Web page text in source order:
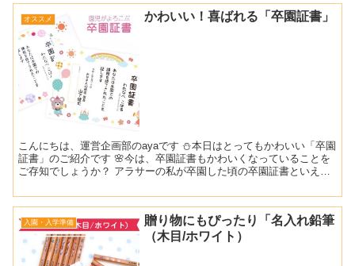
オススメ かわいい！喜ばれる「卒園証書」
こんにちは、運営企画部のayaです ⛄本日はとってもかわいい「卒園
証書」のご紹介です 🌸今は、卒園証書もかわいくなっていることを
ご存知でしょうか？ アラサーの私が卒園した頃の卒園証書といえ
入園・入学準備
贈り物にもぴったり「名入れ鉛筆
（木目/ホワイト）